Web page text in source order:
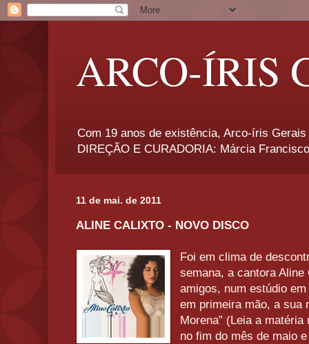
ARCO-ÍRIS
Com 19 anos de existência, Arco-íris
DIREÇÃO E CURADORIA: Márcia
11 de mai. de 2011
ALINE CALIXTO - NOVO DISCO
Foi em clima de
semana, a cantora
amigos, num estúdio
em primeira mão, a sua
Morena” (Leia a
no fim do mês de maio